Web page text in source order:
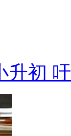
觉的
他，就
重，但
是学的
校内的
减负令
升初